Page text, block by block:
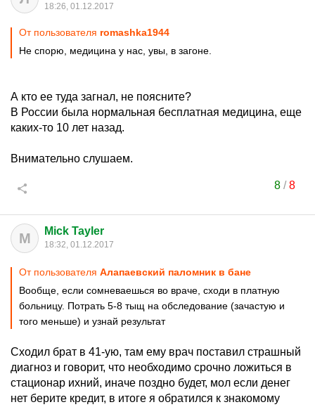
18:26, 01.12.2017
От пользователя romashka1944
Не спорю, медицина у нас, увы, в загоне.
А кто ее туда загнал, не поясните?
В России была нормальная бесплатная медицина, еще
каких-то 10 лет назад.
Внимательно слушаем.
8/8
M Mick Tayler
18:32, 01.12.2017
От пользователя Aлапаевский паломник в банe
Вообще, если сомневаешься во враче, сходи в платную
больницу. Потрать 5-8 тыщ на обследование (зачастую и
того меньше) и узнай результат
Сходил брат в 41-ую, там ему врач поставил страшный
диагноз и говорит, что необходимо срочно ложиться в
стационар ихний, иначе поздно будет, мол если денег
нет берите кредит, в итоге я обратился к знакомому